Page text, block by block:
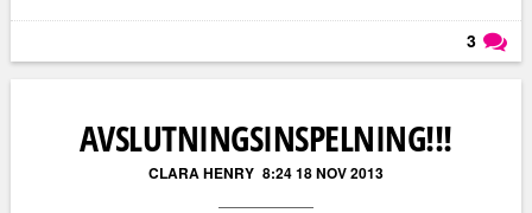
3
AVSLUTNINGSINSPELNING!!!
CLARA HENRY 8:24 18 NOV 2013